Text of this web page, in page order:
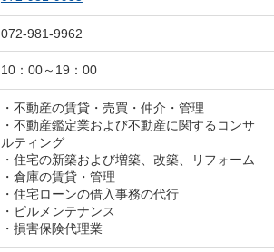
072-981-9962
10：00～19：00
・不動産の賃貸・売買・仲介・管理
・不動産鑑定業および不動産に関するコンサ
ルティング
・住宅の新築および増築、改築、リフォーム
・倉庫の賃貸・管理
・住宅ローンの借入事務の代行
・ビルメンテナンス
・損害保険代理業